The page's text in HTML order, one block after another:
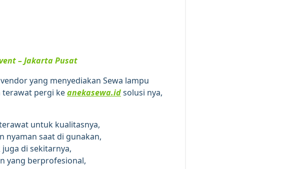
– Jakarta Pusat
yang menyediakan Sewa lampu
terawat pergi keanekasewa.idsolusi nya,
untuk kualitasnya,
nyaman saat di gunakan,
di sekitarnya,
yang berprofesional,